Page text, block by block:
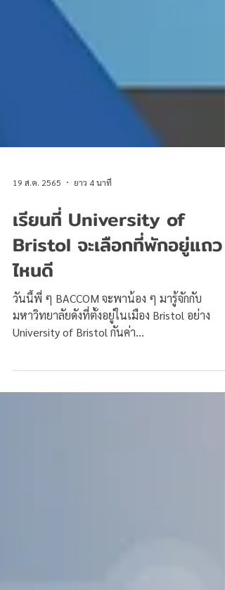
19 ส.ค. 2565 ยาว 4 นาที
เรียนที่ University of
Bristol จะเลือกที่พักอยู่แถว
ไหนดี
มหาวิทยาลัยดังที่ตั้งอยู่ในเมือง Bristol อย่าง
University of Bristol กันค่า...